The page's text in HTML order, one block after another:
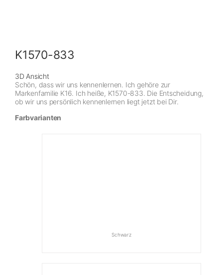
K1570-833
3D Ansicht
Schön, dass wir uns kennenlernen. Ich gehöre zur
Markenfamilie K16. Ich heiße, K1570-833. Die Entscheidung,
ob wir uns persönlich kennenlernen liegt jetzt bei Dir.
Farbvarianten
Schwarz